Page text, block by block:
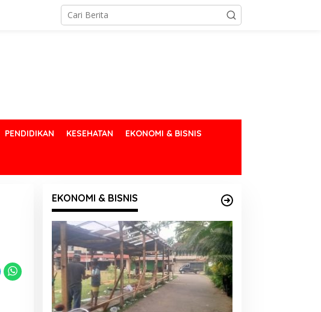
PENDIDIKAN KESEHATAN EKONOMI & BISNIS
EKONOMI & BISNIS